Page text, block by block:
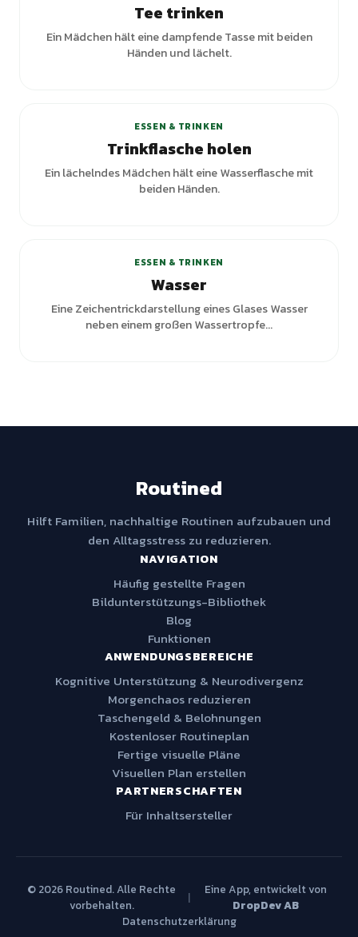
Tee trinken
Ein Mädchen hält eine dampfende Tasse mit beiden
Händen und lächelt.
ESSEN & TRINKEN
Trinkflasche holen
Ein lächelndes Mädchen hält eine Wasserflasche mit
beiden Händen.
ESSEN & TRINKEN
Wasser
Eine Zeichentrickdarstellung eines Glases Wasser
neben einem großen Wassertropfe...
Routined
Hilft Familien, nachhaltige Routinen aufzubauen und
den Alltagsstress zu reduzieren.
NAVIGATION
Häufig gestellte Fragen
Bildunterstützungs-Bibliothek
Blog
Funktionen
ANWENDUNGSBEREICHE
Kognitive Unterstützung & Neurodivergenz
Morgenchaos reduzieren
Taschengeld & Belohnungen
Kostenloser Routineplan
Fertige visuelle Pläne
Visuellen Plan erstellen
PARTNERSCHAFTEN
Für Inhaltsersteller
© 2026 Routined. Alle Rechte
vorbehalten.
|
Eine App, entwickelt von
DropDev AB
Datenschutzerklärung